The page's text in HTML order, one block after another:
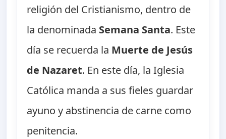
religión del Cristianismo, dentro de
la denominada Semana Santa. Este
día se recuerda la Muerte de Jesús
de Nazaret. En este día, la Iglesia
Católica manda a sus fieles guardar
ayuno y abstinencia de carne como
penitencia.